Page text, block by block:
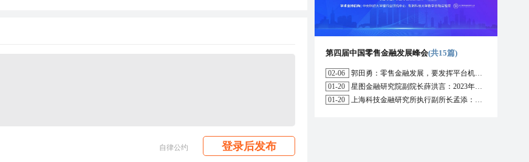
自律公约 登录后发布
第四届中国零售金融发展峰会(共15篇)
02-06
郭田勇：零售金融发展，要发挥平台机构的作用
01-20
星图金融研究院副院长薛洪言：2023年消费信贷或迎来新起点
01-20
上海科技金融研究所执行副所长孟添：开放银行与嵌入式金融为数字普惠金融带来更大发展空间